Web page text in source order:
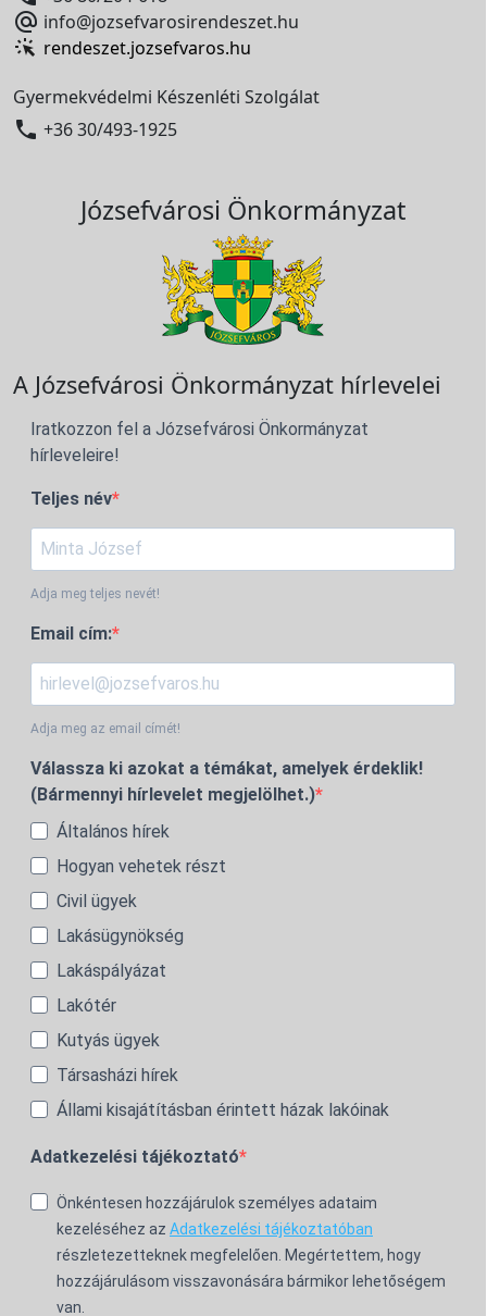
 info@jozsefvarosirendeszet.hu
rendeszet.jozsefvaros.hu
Gyermekvédelmi Készenléti Szolgálat
 +36 30/493-1925
Józsefvárosi Önkormányzat
A Józsefvárosi Önkormányzat hírlevelei
Iratkozzon fel a Józsefvárosi Önkormányzat
hírleveleire!
Teljes név
Adja meg teljes nevét!
Email cím:
Adja meg az email címét!
Válassza ki azokat a témákat, amelyek érdeklik!
(Bármennyi hírlevelet megjelölhet.)
Általános hírek
Hogyan vehetek részt
Civil ügyek
Lakásügynökség
Lakáspályázat
Lakótér
Kutyás ügyek
Társasházi hírek
Állami kisajátításban érintett házak lakóinak
Adatkezelési tájékoztató
Önkéntesen hozzájárulok személyes adataim
kezeléséhez az Adatkezelési tájékoztatóban
részletezetteknek megfelelően. Megértettem, hogy
hozzájárulásom visszavonására bármikor lehetőségem
van.